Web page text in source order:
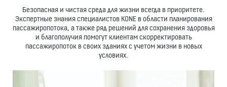
Безопасная и чистая среда для жизни всегда в приоритете.
Экспертные знания специалистов KONE в области планирования
пассажиропотока, а также ряд решений для сохранения здоровья
и благополучия помогут клиентам скорректировать
пассажиропоток в своих зданиях с учетом жизни в новых
условиях.